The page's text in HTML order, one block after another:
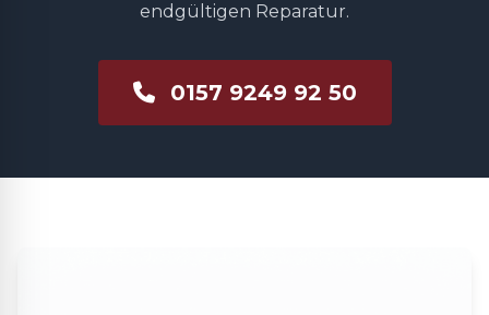
endgültigen Reparatur.
0157 9249 92 50